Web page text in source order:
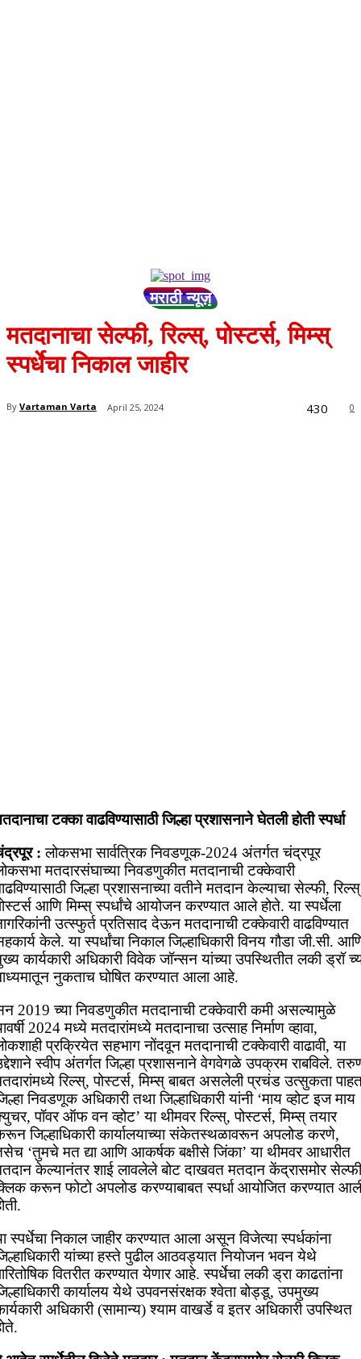
मराठी न्यूज़
मतदानाचा सेल्फी, रिल्स्, पोस्टर्स, मिम्स्
स्पर्धेचा निकाल जाहीर
By Vartaman Varta April 25, 2024 0
430
टक्का वाढविण्यासाठी जिल्हा प्रशासनाने घेतली होती स्पर्धा
:लोकसभा सार्वत्रिक निवडणूक-2024 अंतर्गत चंद्रपूर
मतदारसंघाच्या निवडणुकीत मतदानाची टक्केवारी
जिल्हा प्रशासनाच्या वतीने मतदान केल्याचा सेल्फी,
आणि मिम्स् स्पर्धांचे आयोजन करण्यात आले होते. या स्पर्धेला
उत्स्फुर्त प्रतिसाद देऊन मतदानाची टक्केवारी वाढविण्यात
केले. या स्पर्धांचा निकाल जिल्हाधिकारी विनय गौडा जी.सी.
कार्यकारी अधिकारी विवेक जॉन्सन यांच्या उपस्थितीत लकी ड्रॉ
नुकताच घोषित करण्यात आला आहे.
2019 च्या निवडणुकीत मतदानाची टक्केवारी कमी असल्यामुळे
2024 मध्ये मतदारांमध्ये मतदानाचा उत्साह निर्माण व्हावा,
प्रक्रियेत सहभाग नोंदवून मतदानाची टक्केवारी वाढावी, या
स्वीप अंतर्गत जिल्हा प्रशासनाने वेगवेगळे उपक्रम राबविले.
रिल्स्, पोस्टर्स, मिम्स् बाबत असलेली प्रचंड उत्सुकता
निवडणूक अधिकारी तथा जिल्हाधिकारी यांनी ‘माय व्होट इज माय
पॉवर ऑफ वन व्होट’ या थीमवर रिल्स्, पोस्टर्स, मिम्स् तयार
जिल्हाधिकारी कार्यालयाच्या संकेतस्थळावरून अपलोड करणे,
‘तुमचे मत द्या आणि आकर्षक बक्षीसे जिंका’ या थीमवर आधारीत
केल्यानंतर शाई लावलेले बोट दाखवत मतदान केंद्रासमोर सेल्फी
करून फोटो अपलोड करण्याबाबत स्पर्धा आयोजित करण्यात
स्पर्धेचा निकाल जाहीर करण्यात आला असून विजेत्या स्पर्धकांना
यांच्या हस्ते पुढील आठवड्यात नियोजन भवन येथे
वितरीत करण्यात येणार आहे. स्पर्धेचा लकी ड्रा काढतांना
कार्यालय येथे उपवनसंरक्षक श्वेता बोड्डू, उपमुख्य
अधिकारी (सामान्य) श्याम वाखर्डे व इतर अधिकारी उपस्थित